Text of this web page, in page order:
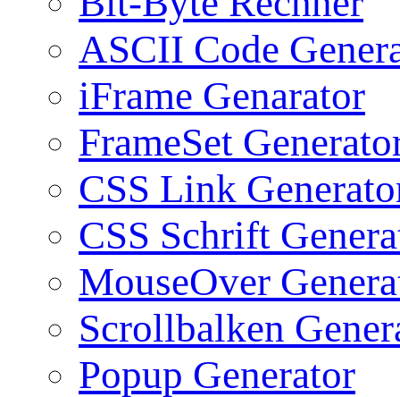
ASCII Code
iFrame Genarator
FrameSet
CSS Link
CSS Schrift
MouseOver
Scrollbalken
Popup Generator